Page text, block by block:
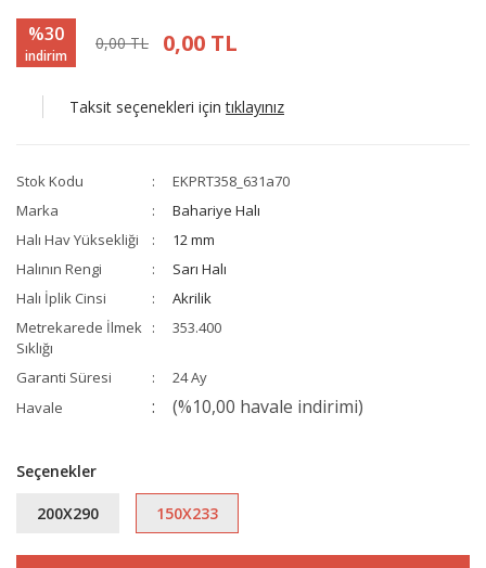
%30
indirim
0,00 TL 0,00 TL
Taksit seçenekleri içintıklayınız
Stok Kodu
EKPRT358_631a70
Marka
Bahariye Halı
Halı Hav Yüksekliği
12 mm
Halının Rengi
Sarı Halı
Halı İplik Cinsi
Akrilik
Metrekarede İlmek
Sıklığı
353.400
Garanti Süresi
24 Ay
Havale
(%10,00 havale indirimi)
Seçenekler
200X290 150X233